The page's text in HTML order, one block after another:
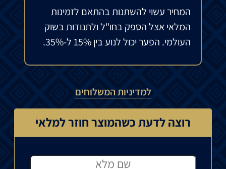
המחיר עשוי להשתנות בהתאם לזמינות
המלאי אצל הספק בחו"ל ולתנודות בשוק
העולמי. הפער יכול לנוע בין 15% ל-35%.
למדיניות המשלוחים
רוצה לדעת כשהמוצר חוזר למלאי